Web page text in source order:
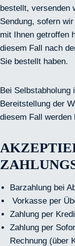
bestellt, versenden
Sendung, sofern
mit Ihnen getroffen
diesem Fall nach
Sie bestellt haben.
Bei Selbstabholung
Bereitstellung der
diesem Fall werden
Barzahlung bei
Vorkasse per
Zahlung per
Zahlung per
Rechnung (über